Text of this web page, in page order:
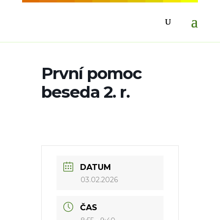
První pomoc
beseda 2. r.
DATUM
03.02.2026
ČAS